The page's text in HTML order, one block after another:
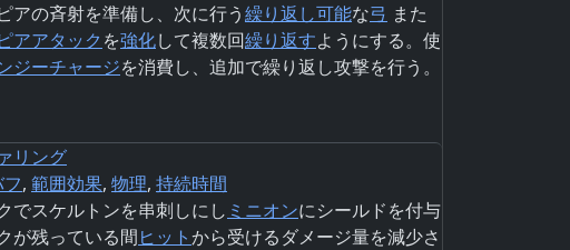
アの斉射を準備し、次に行う繰り返し可能な弓 また
アアタック を強化して複数回繰り返すようにする。使
ジーチャージを消費し、追加で繰り返し攻撃を行う。
リング
, 範囲効果, 物理, 持続時間
でスケルトンを串刺しにし ミニオンにシールドを付与
が残っている間ヒットから受けるダメージ量を減少さ